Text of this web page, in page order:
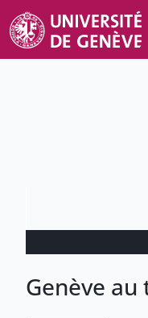
Genève